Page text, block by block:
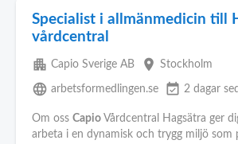
Specialist i allmänmedicin till
vårdcentral
apartment Capio Sverige AB place Stockholm
language arbetsformedlingen.se event_available 2 dagar
Om oss Capio Vårdcentral Hagsätra ger
arbeta i en dynamisk och trygg miljö som